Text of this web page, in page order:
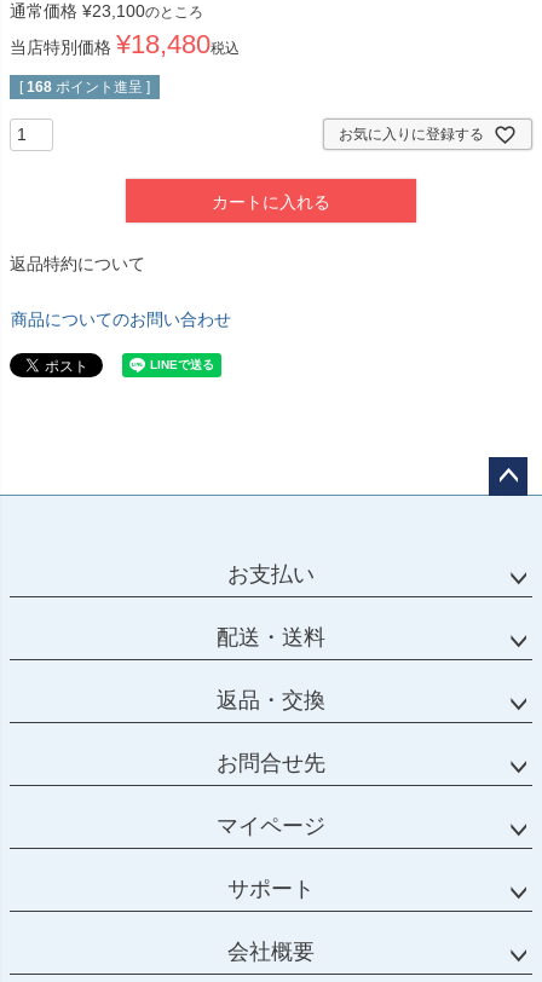
通常価格 ¥23,100のところ
当店特別価格 ¥18,480税込
[ 168 ポイント進呈 ]
お気に入りに登録する
カートに入れる
返品特約について
商品についてのお問い合わせ
お支払い
配送・送料
返品・交換
お問合せ先
マイページ
サポート
会社概要